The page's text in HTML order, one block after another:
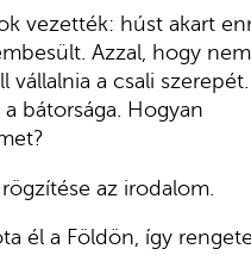
vezették: húst akart
Azzal, hogy nem
vállalnia a csali szerepét.
bátorsága. Hogyan
az irodalom.
él a Földön, így